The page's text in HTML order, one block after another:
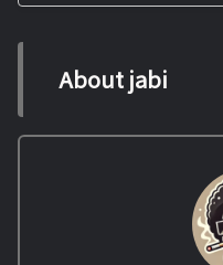
About jabi